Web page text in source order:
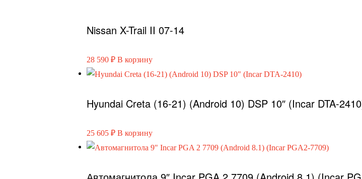
Nissan X-Trail II 07-14
28 590 ₽ В корзину
Hyundai Creta (16-21) (Android 10) DSP 10″ (Incar DTA-
25 605 ₽ В корзину